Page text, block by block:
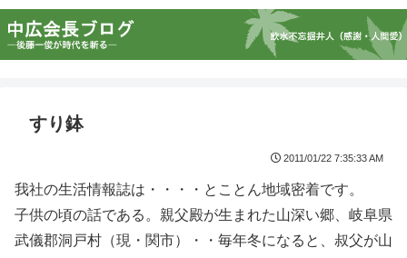
すり鉢
2011/01/22 7:35:33 AM
我社の生活情報誌は・・・・とことん地域密着です。
子供の頃の話である。親父殿が生まれた山深い郷、岐阜県
武儀郡洞戸村（現・関市）・・毎年冬になると、叔父が山